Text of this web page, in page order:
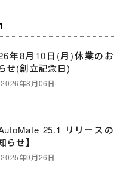
年8月10日(月)休業のお
せ(創立記念日)
2026年8月06日
AutoMate 25.1 リリースの
らせ】
2025年9月26日